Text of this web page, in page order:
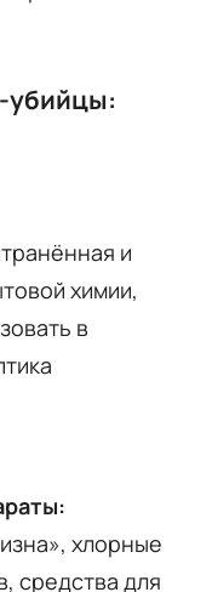
убийцы:
и
химии,
в
хлорные
средства для